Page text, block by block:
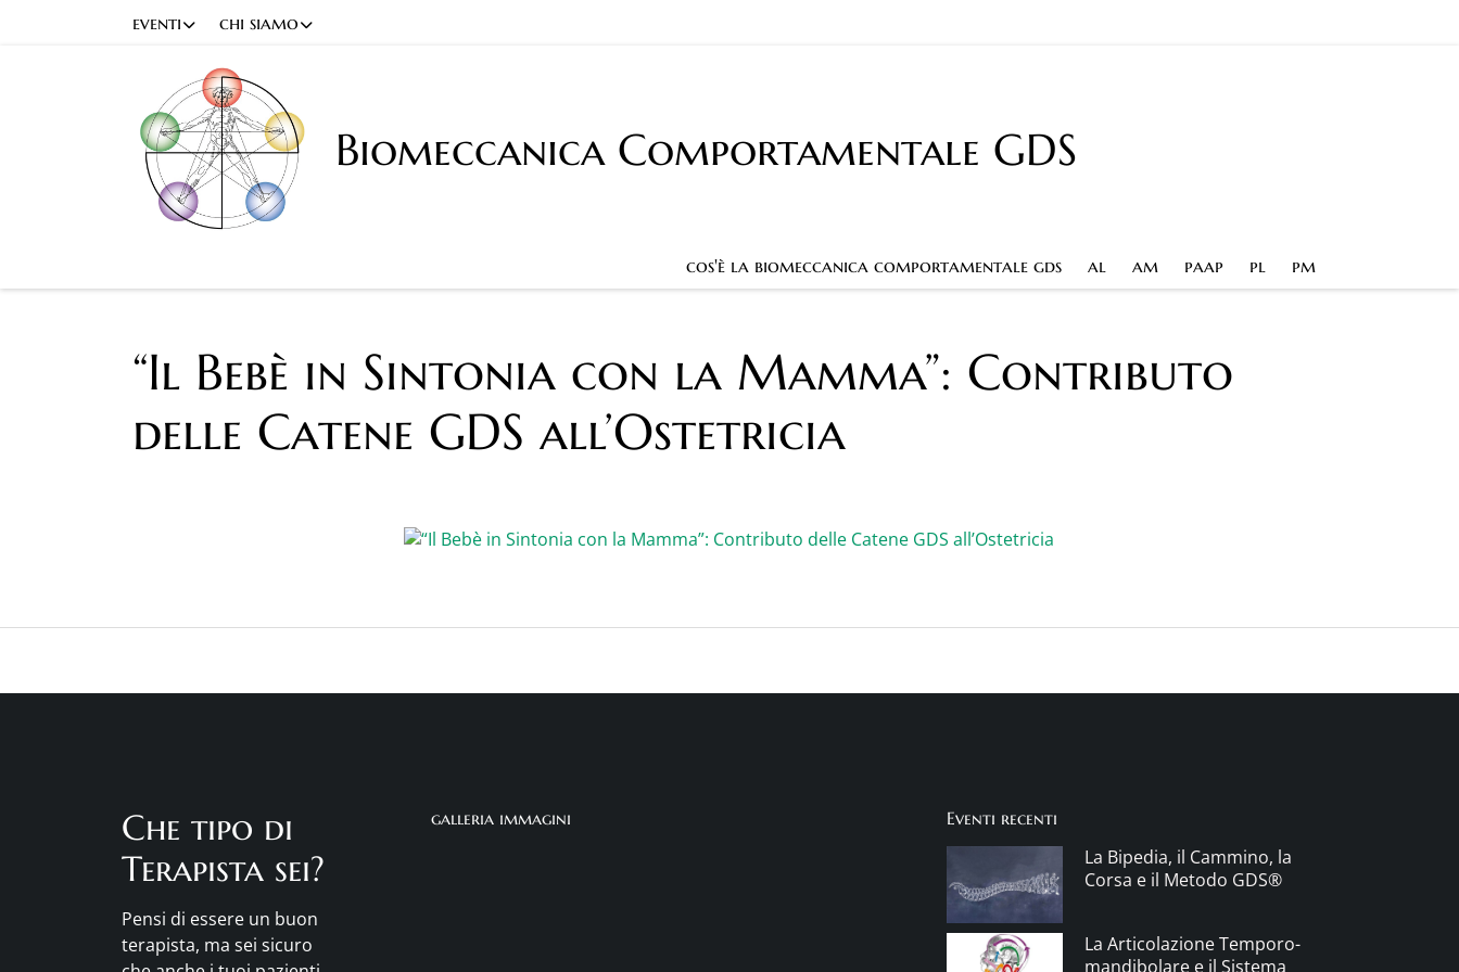
eventi chi siamo
Biomeccanica Comportamentale GDS
cos'è la biomeccanica comportamentale gds al am paap pl pm
“Il Bebè in Sintonia con la Mamma”: Contributo
delle Catene GDS all’Ostetricia
Che tipo di
Terapista sei?
Pensi di essere un buon
terapista, ma sei sicuro
galleria immagini Eventi recenti
La Bipedia, il Cammino, la
Corsa e il Metodo GDS®
La Articolazione Temporo-
mandibolare e il Sistema